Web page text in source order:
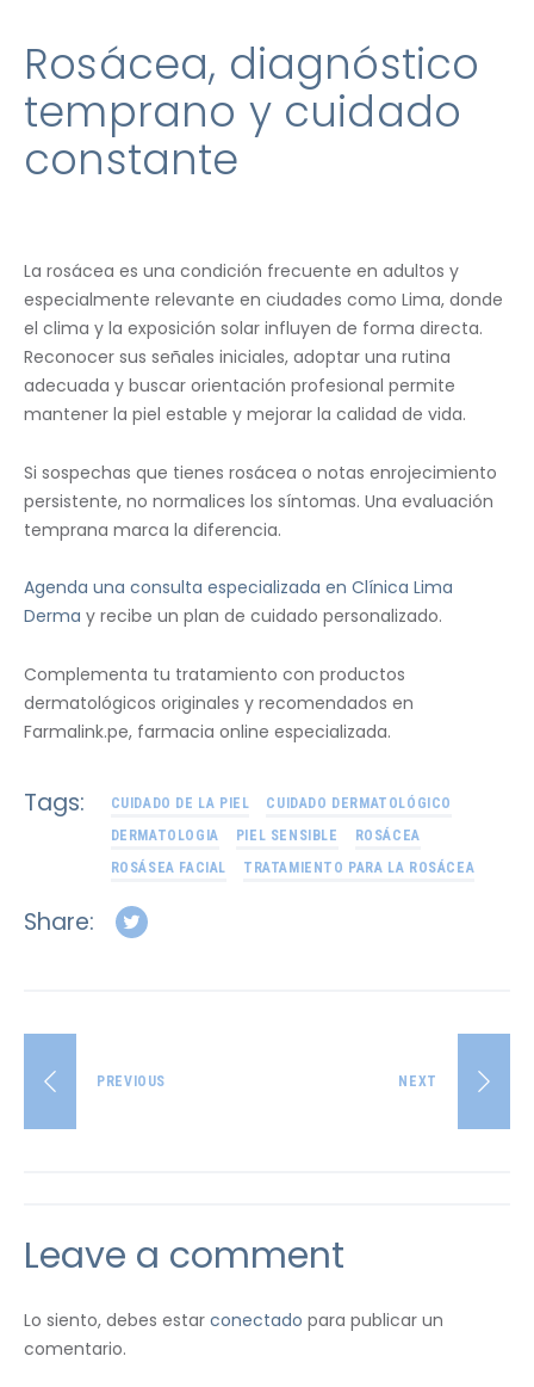
Rosácea, diagnóstico
temprano y cuidado
constante
La rosácea es una condición frecuente en adultos y
especialmente relevante en ciudades como Lima, donde
el clima y la exposición solar influyen de forma directa.
Reconocer sus señales iniciales, adoptar una rutina
adecuada y buscar orientación profesional permite
mantener la piel estable y mejorar la calidad de vida.
Si sospechas que tienes rosácea o notas enrojecimiento
persistente, no normalices los síntomas. Una evaluación
temprana marca la diferencia.
Agenda una consulta especializada en Clínica Lima
Derma y recibe un plan de cuidado personalizado.
Complementa tu tratamiento con productos
dermatológicos originales y recomendados en
Farmalink.pe, farmacia online especializada.
Tags: CUIDADO DE LA PIEL
CUIDADO DERMATOLÓGICO
DERMATOLOGIA
PIEL SENSIBLE
ROSÁCEA
ROSÁSEA FACIAL
TRATAMIENTO PARA LA ROSÁCEA
Share:
PREVIOUS NEXT
Leave a comment
Lo siento, debes estar conectado para publicar un
comentario.